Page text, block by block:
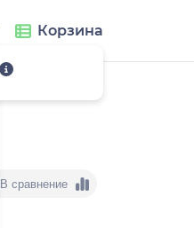
Корзина
В сравнение